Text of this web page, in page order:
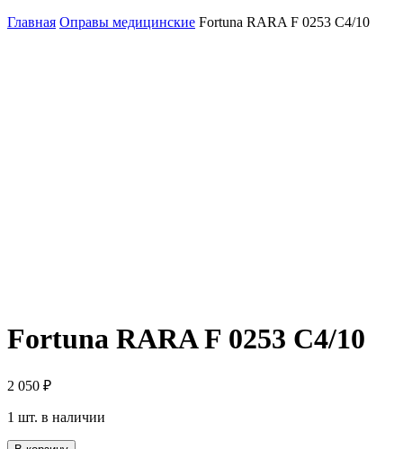
Главная Оправы медицинские Fortuna RARA F 0253 C4/10
Fortuna RARA F 0253 C4/10
2 050 ₽
1 шт. в наличии